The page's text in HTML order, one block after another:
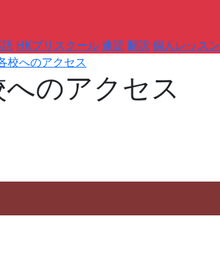
HKプリスクール速読翻訳 個人レッスン
校へのアクセス
のアクセス